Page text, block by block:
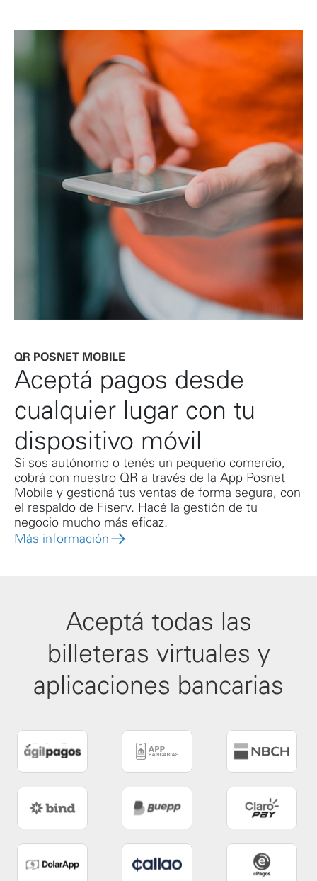
QR POSNET MOBILE
Aceptá pagos desde
cualquier lugar con tu
dispositivo móvil
Si sos autónomo o tenés un pequeño comercio,
cobrá con nuestro QR a través de la App Posnet
Mobile y gestioná tus ventas de forma segura, con
el respaldo de Fiserv. Hacé la gestión de tu
negocio mucho más eficaz.
Más información
Aceptá todas las
billeteras virtuales y
aplicaciones bancarias